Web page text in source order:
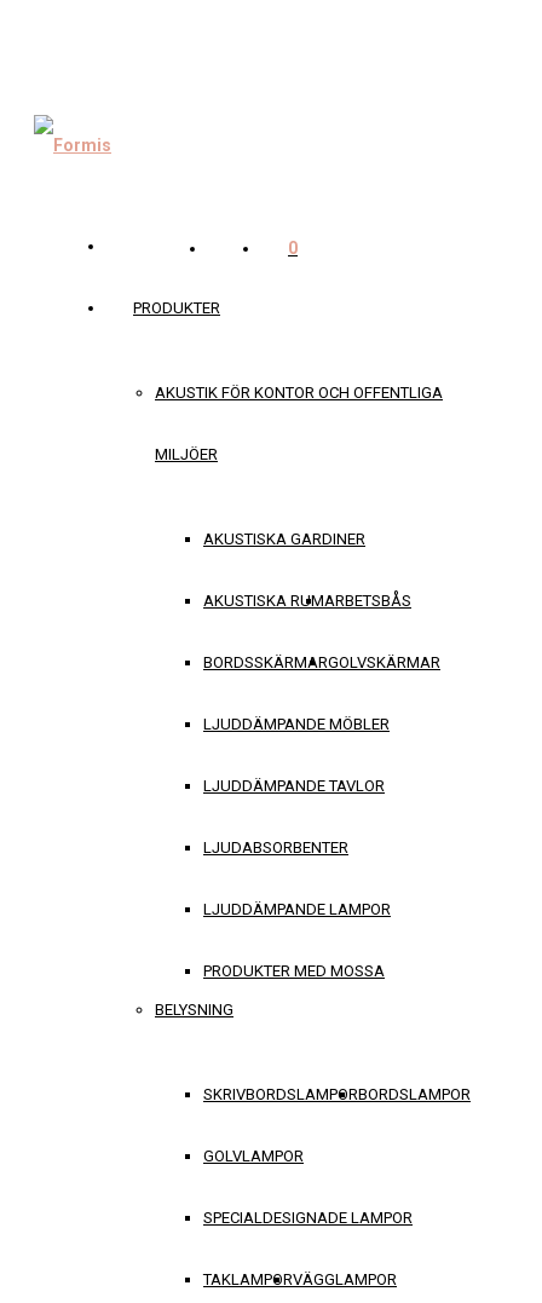
PRODUKTER
AKUSTIK FÖR KONTOR OCH OFFENTLIGA
MILJÖER
AKUSTISKA GARDINER
AKUSTISKA RUMARBETSBÅS
BORDSSKÄRMARGOLVSKÄRMAR
LJUDDÄMPANDE MÖBLER
LJUDDÄMPANDE TAVLOR
LJUDABSORBENTER
LJUDDÄMPANDE LAMPOR
PRODUKTER MED MOSSA
BELYSNING
SKRIVBORDSLAMPORBORDSLAMPOR
GOLVLAMPOR
SPECIALDESIGNADE LAMPOR
TAKLAMPORVÄGGLAMPOR
0